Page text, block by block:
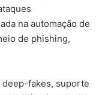
na automação de
de phishing,
deep-fakes, suporte